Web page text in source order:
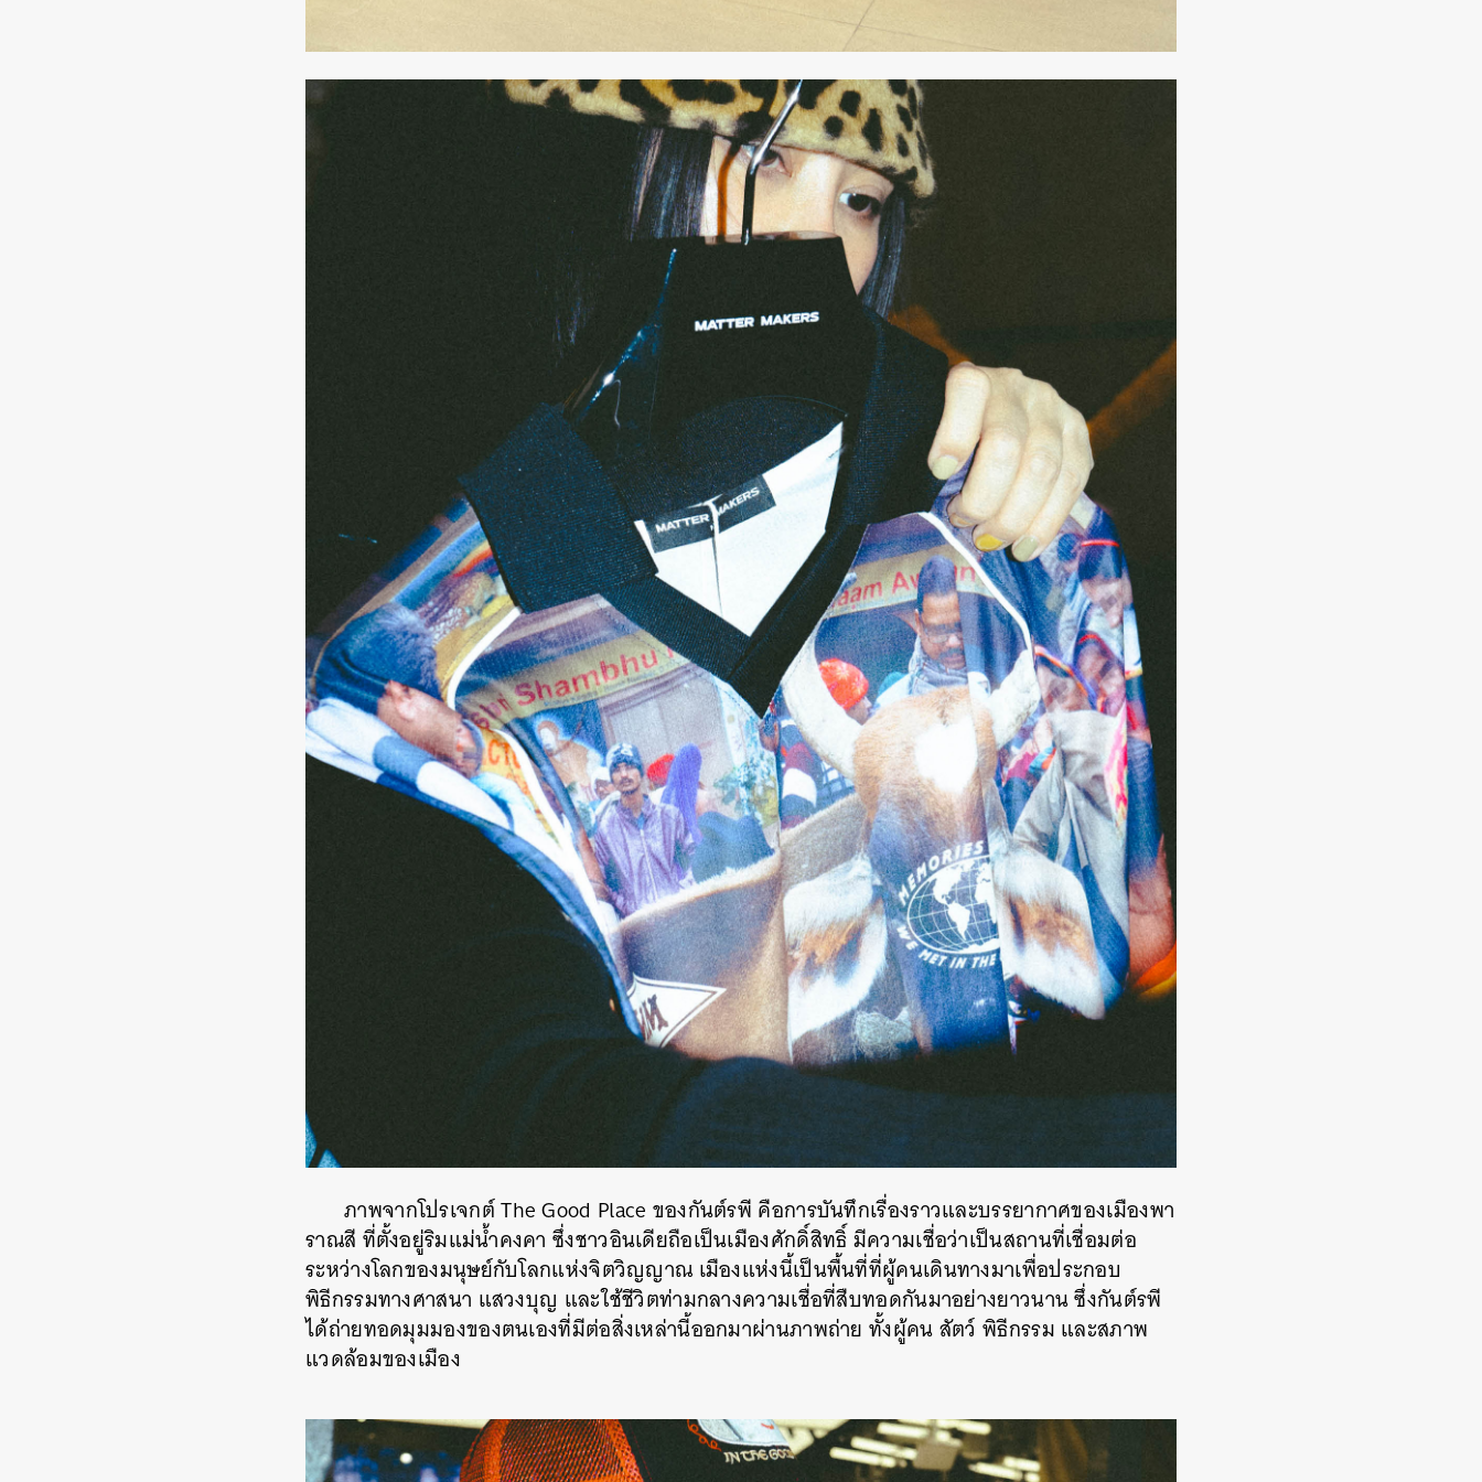
ภาพจากโปรเจกต์ The Good Place ของกันต์รพี คือการบันทึกเรื่องราวและบรรยากาศของเมืองพา
ราณสี ที่ตั้งอยู่ริมแม่น้ำคงคา ซึ่งชาวอินเดียถือเป็นเมืองศักดิ์สิทธิ์ มีความเชื่อว่าเป็นสถานที่เชื่อมต่อ
ระหว่างโลกของมนุษย์กับโลกแห่งจิตวิญญาณ เมืองแห่งนี้เป็นพื้นที่ที่ผู้คนเดินทางมาเพื่อประกอบ
พิธีกรรมทางศาสนา แสวงบุญ และใช้ชีวิตท่ามกลางความเชื่อที่สืบทอดกันมาอย่างยาวนาน ซึ่งกันต์รพี
ได้ถ่ายทอดมุมมองของตนเองที่มีต่อสิ่งเหล่านี้ออกมาผ่านภาพถ่าย ทั้งผู้คน สัตว์ พิธีกรรม และสภาพ
แวดล้อมของเมือง
EMAIL